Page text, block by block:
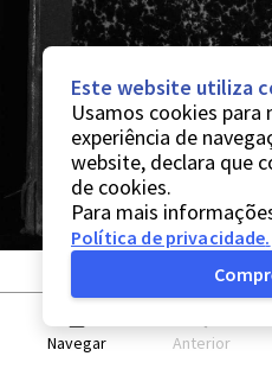
Navegar Anterior
Este website utiliza
Usamos cookies para
experiência de
website, declara que
de cookies.
Para mais
Política de privacidade.